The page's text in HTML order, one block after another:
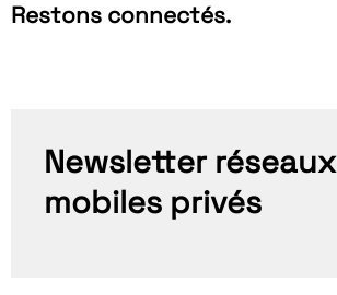
Restons connectés.
Newsletter réseaux
mobiles privés